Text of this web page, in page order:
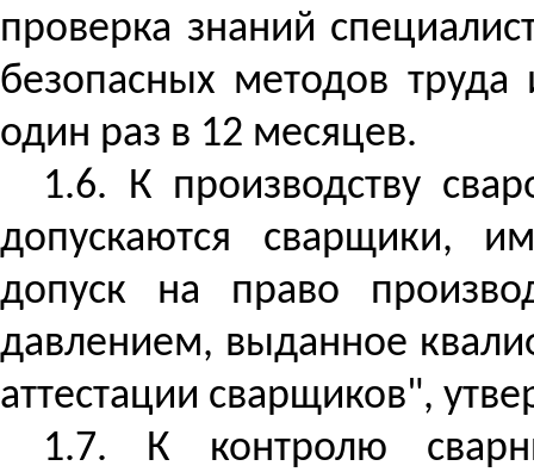
проверка знаний
безопасных методов
один раз в 12 месяцев.
1.6. К производству
допускаются сварщики,
допуск на право
давлением, выданное
аттестации сварщиков",
1.7. К контролю